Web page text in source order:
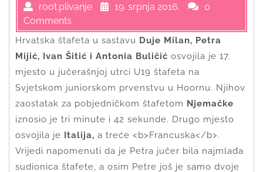
root.plivanje 19. srpnja 2016.
0
Comments
Hrvatska štafeta u sastavu Duje Milan, Petra
Mijić, Ivan Šitić i Antonia Buličić osvojila je 17.
mjesto u jučerašnjoj utrci U19 štafeta na
Svjetskom juniorskom prvenstvu u Hoornu. Njihov
zaostatak za pobjedničkom štafetom Njemačke
iznosio je tri minute i 42 sekunde. Drugo mjesto
osvojila je Italija, a treće <b>Francuska</b>.
Vrijedi napomenuti da je Petra jučer bila najmlađa
sudionica štafete, a osim Petre još je samo dvoje